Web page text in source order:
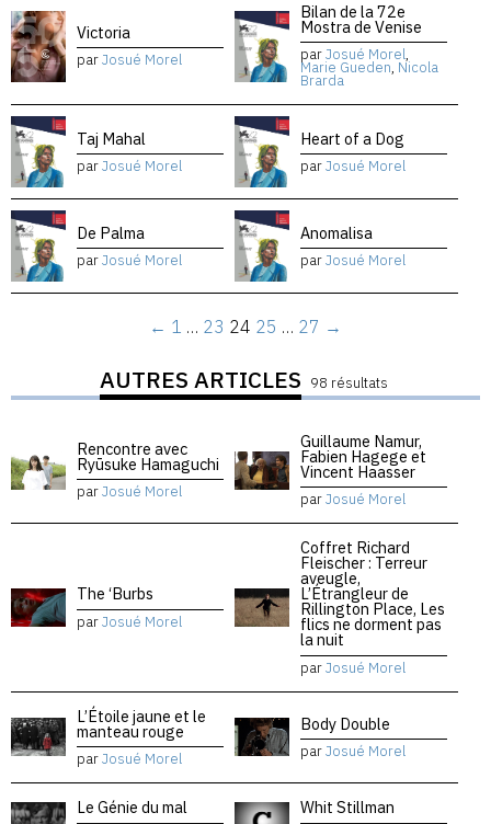
Victoria
parJosué Morel
Bilan de la 72e
Mostra de Venise
parJosué Morel,
Marie Gueden, Nicola
Brarda
Taj Mahal
parJosué Morel
Heart of a Dog
parJosué Morel
De Palma
parJosué Morel
Anomalisa
parJosué Morel
← 1 … 23 24 25 … 27 →
AUTRES ARTICLES 98 résultats
Rencontre avec
Ryūsuke Hamaguchi
parJosué Morel
Guillaume Namur,
Fabien Hagege et
Vincent Haasser
parJosué Morel
The ‘Burbs
parJosué Morel
Coffret Richard
Fleischer : Terreur
aveugle,
L’Étrangleur de
Rillington Place, Les
flics ne dorment pas
la nuit
parJosué Morel
L’Étoile jaune et le
manteau rouge
parJosué Morel
Body Double
parJosué Morel
Le Génie du mal Whit Stillman